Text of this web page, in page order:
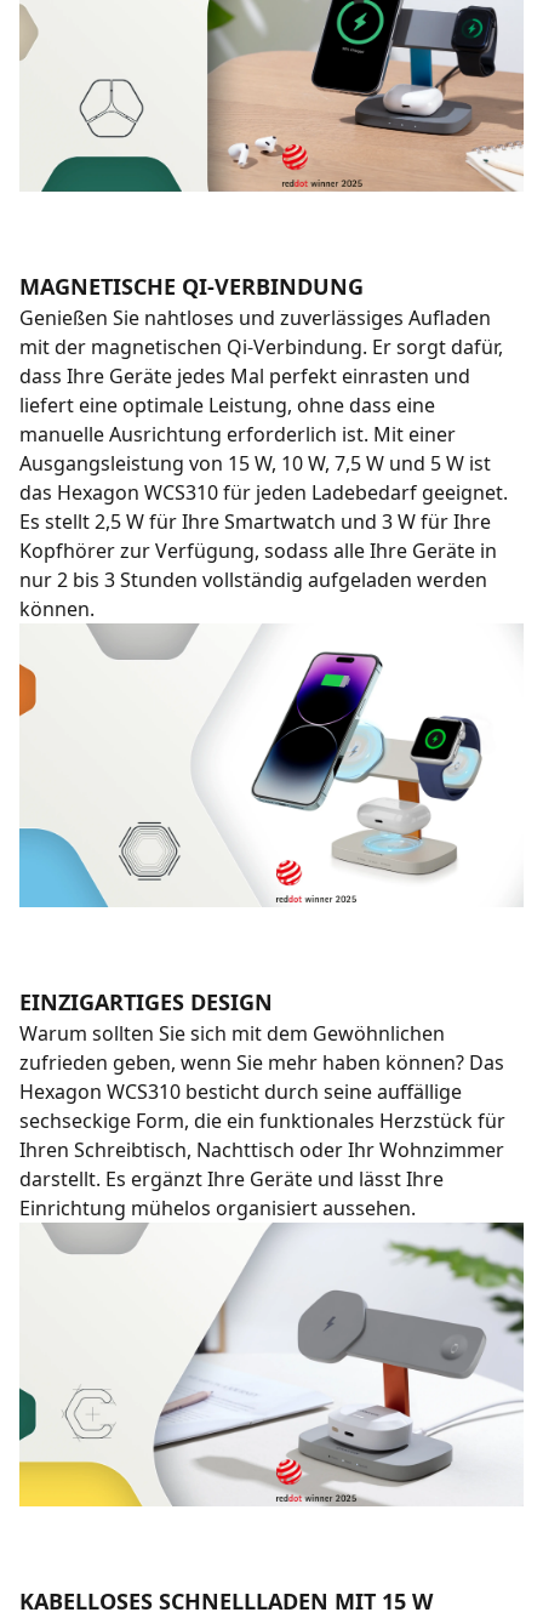
MAGNETISCHE QI-VERBINDUNG
Genießen Sie nahtloses und zuverlässiges Aufladen
mit der magnetischen Qi-Verbindung. Er sorgt dafür,
dass Ihre Geräte jedes Mal perfekt einrasten und
liefert eine optimale Leistung, ohne dass eine
manuelle Ausrichtung erforderlich ist. Mit einer
Ausgangsleistung von 15 W, 10 W, 7,5 W und 5 W ist
das Hexagon WCS310 für jeden Ladebedarf geeignet.
Es stellt 2,5 W für Ihre Smartwatch und 3 W für Ihre
Kopfhörer zur Verfügung, sodass alle Ihre Geräte in
nur 2 bis 3 Stunden vollständig aufgeladen werden
können.
EINZIGARTIGES DESIGN
Warum sollten Sie sich mit dem Gewöhnlichen
zufrieden geben, wenn Sie mehr haben können? Das
Hexagon WCS310 besticht durch seine auffällige
sechseckige Form, die ein funktionales Herzstück für
Ihren Schreibtisch, Nachttisch oder Ihr Wohnzimmer
darstellt. Es ergänzt Ihre Geräte und lässt Ihre
Einrichtung mühelos organisiert aussehen.
KABELLOSES SCHNELLLADEN MIT 15 W